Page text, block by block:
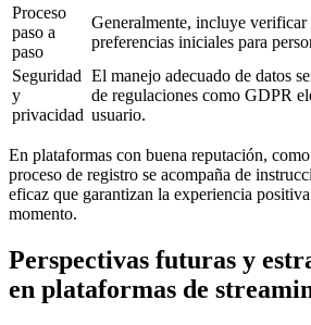
Proceso
paso a
paso
Generalmente, incluye
preferencias iniciales para
Seguridad
y
privacidad
El manejo adecuado de datos
de regulaciones como GDPR
usuario.
En plataformas con buena reputación,
proceso de registro se acompaña de
eficaz que garantizan la experiencia
momento.
Perspectivas futuras y
en plataformas de